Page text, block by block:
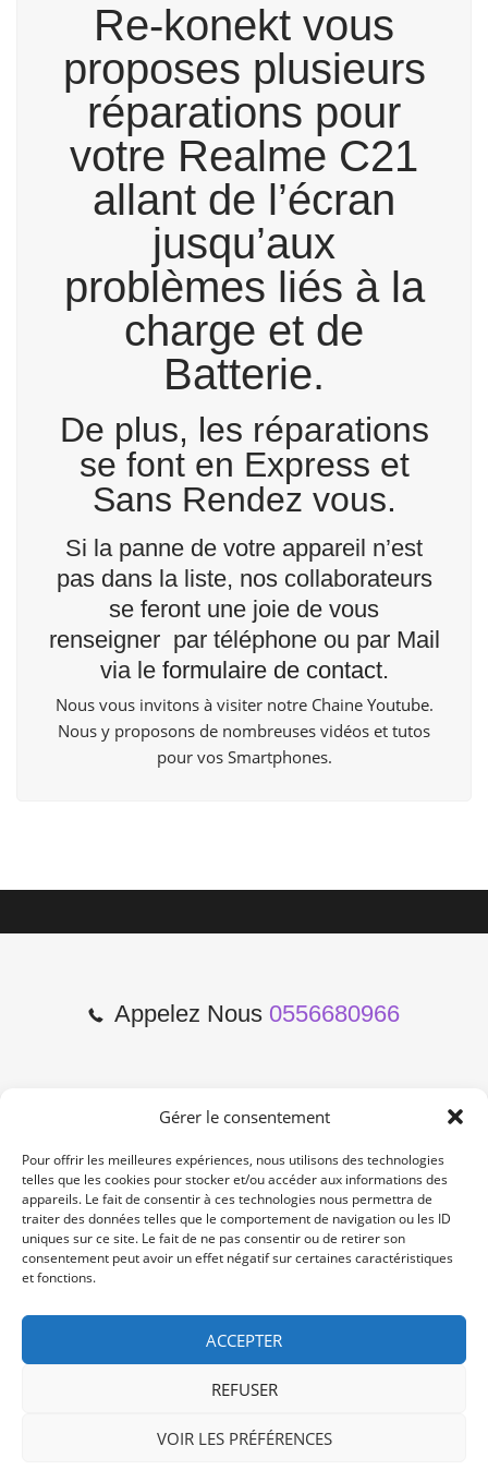
Gérer le consentement
Pour offrir les meilleures expériences, nous utilisons des technologies
telles que les cookies pour stocker et/ou accéder aux informations des
appareils. Le fait de consentir à ces technologies nous permettra de
traiter des données telles que le comportement de navigation ou les ID
uniques sur ce site. Le fait de ne pas consentir ou de retirer son
consentement peut avoir un effet négatif sur certaines caractéristiques
et fonctions.
ACCEPTER
REFUSER
VOIR LES PRÉFÉRENCES
Re-konekt vous
proposes plusieurs
réparations pour
votre Realme C21
allant de l’écran
jusqu’aux
problèmes liés à la
charge et de
Batterie.
De plus, les réparations
se font en Express et
Sans Rendez vous.
Si la panne de votre appareil n’est
pas dans la liste, nos collaborateurs
se feront une joie de vous
renseigner par téléphone ou par Mail
via le formulaire de contact.
Nous vous invitons à visiter notre Chaine Youtube.
Nous y proposons de nombreuses vidéos et tutos
pour vos Smartphones.
Appelez Nous 0556680966
2 Cours de l'Yser 33800
Bordeaux
Lun-Samedi: 10:00 -19:00
Non Stop
/ /